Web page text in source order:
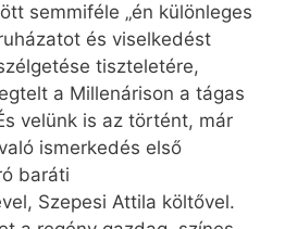
semmiféle „én különleges
és viselkedést
tiszteletére,
a Millenárison a tágas
velünk is az történt, már
ismerkedés első
baráti
Szepesi Attila költővel.